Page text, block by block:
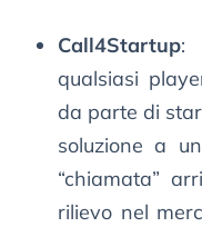
Call4Startup:
qualsiasi
da parte di
soluzione a
“chiamata”
rilievo nel